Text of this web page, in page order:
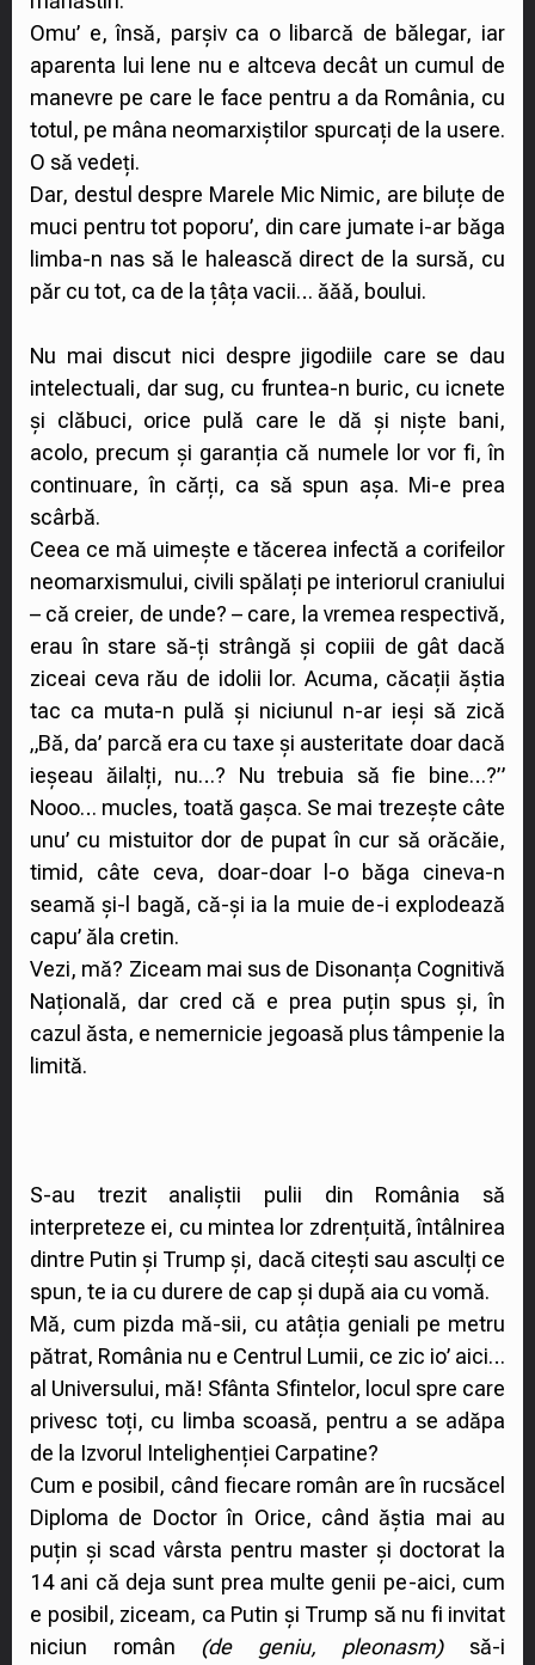
Omu’ e, însă, parșiv ca o libarcă de bălegar, iar
aparenta lui lene nu e altceva decât un cumul de
manevre pe care le face pentru a da România, cu
totul, pe mâna neomarxiștilor spurcați de la usere.
O să vedeți.
Dar, destul despre Marele Mic Nimic, are biluțe de
muci pentru tot poporu’, din care jumate i-ar băga
limba-n nas să le halească direct de la sursă, cu
păr cu tot, ca de la țâța vacii… ăăă, boului.
Nu mai discut nici despre jigodiile care se dau
intelectuali, dar sug, cu fruntea-n buric, cu icnete
și clăbuci, orice pulă care le dă și niște bani,
acolo, precum și garanția că numele lor vor fi, în
continuare, în cărți, ca să spun așa. Mi-e prea
scârbă.
Ceea ce mă uimește e tăcerea infectă a corifeilor
neomarxismului, civili spălați pe interiorul craniului
– că creier, de unde? – care, la vremea respectivă,
erau în stare să-ți strângă și copiii de gât dacă
ziceai ceva rău de idolii lor. Acuma, căcații ăștia
tac ca muta-n pulă și niciunul n-ar ieși să zică
„Bă, da’ parcă era cu taxe și austeritate doar dacă
ieșeau ăilalți, nu…? Nu trebuia să fie bine…?”
Nooo… mucles, toată gașca. Se mai trezește câte
unu’ cu mistuitor dor de pupat în cur să orăcăie,
timid, câte ceva, doar-doar l-o băga cineva-n
seamă și-l bagă, că-și ia la muie de-i explodează
capu’ ăla cretin.
Vezi, mă? Ziceam mai sus de Disonanța Cognitivă
Națională, dar cred că e prea puțin spus și, în
cazul ăsta, e nemernicie jegoasă plus tâmpenie la
limită.
S-au trezit analiștii pulii din România să
interpreteze ei, cu mintea lor zdrențuită, întâlnirea
dintre Putin și Trump și, dacă citești sau asculți ce
spun, te ia cu durere de cap și după aia cu vomă.
Mă, cum pizda mă-sii, cu atâția geniali pe metru
pătrat, România nu e Centrul Lumii, ce zic io’ aici…
al Universului, mă! Sfânta Sfintelor, locul spre care
privesc toți, cu limba scoasă, pentru a se adăpa
de la Izvorul Intelighenției Carpatine?
Cum e posibil, când fiecare român are în rucsăcel
Diploma de Doctor în Orice, când ăștia mai au
puțin și scad vârsta pentru master și doctorat la
14 ani că deja sunt prea multe genii pe-aici, cum
e posibil, ziceam, ca Putin și Trump să nu fi invitat
niciun român (de geniu, pleonasm) să-i